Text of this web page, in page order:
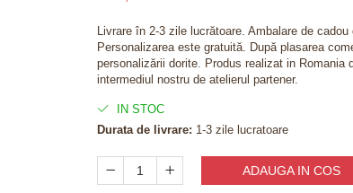
Livrare în 2-3 zile lucrătoare. Ambalare de
Personalizarea este gratuită. După plasarea
personalizării dorite. Produs realizat in
intermediul nostru de atelierul partener.
IN STOC
Durata de livrare: 1-3 zile lucratoare
ADAUGA IN COS